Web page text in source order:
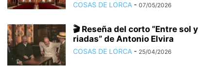
COSAS DE LORCA - 07/05/2026
🎬 Reseña del corto “Entre sol y
riadas” de Antonio Elvira
COSAS DE LORCA - 25/04/2026